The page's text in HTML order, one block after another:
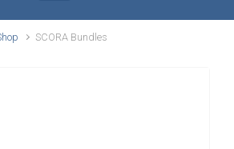
SCORA Bundles